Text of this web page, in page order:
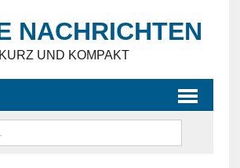
NACHRICHTEN
KURZ UND KOMPAKT